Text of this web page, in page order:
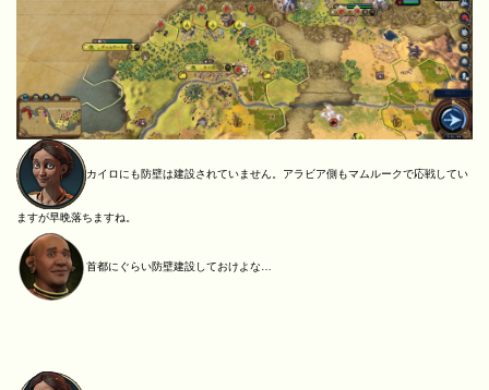
カイロにも防壁は建設されていません。アラビア側もマムルークで応戦してい
ますが早晩落ちますね。
首都にぐらい防壁建設しておけよな…